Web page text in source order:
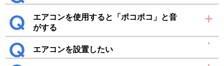
エアコンを使用すると「ポコポコ」と音
がする
エアコンを設置したい